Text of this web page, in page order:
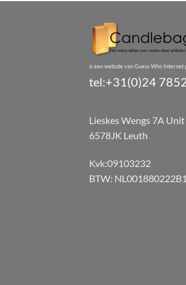
is een website van Guess Who Internet
tel:+31(0)24
Lieskes Wengs 7A Unit
6578JK Leuth
Kvk:09103232
BTW: